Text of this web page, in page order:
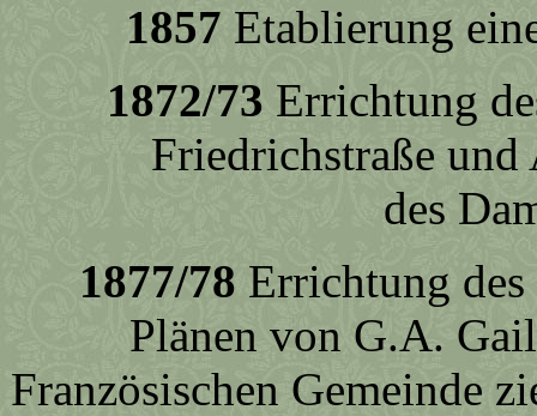
1857 Etablierung
1872/73 Errichtung
Friedrichstraße und
des
1877/78 Errichtung des
Plänen von G.A.
Französischen Gemeinde